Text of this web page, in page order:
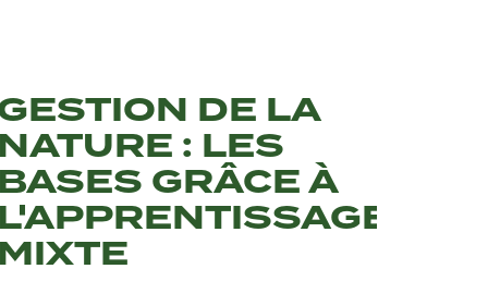
DE LA
NATURE : LES
BASES GRÂCE À
L'APPRENTISSAGE
MIXTE